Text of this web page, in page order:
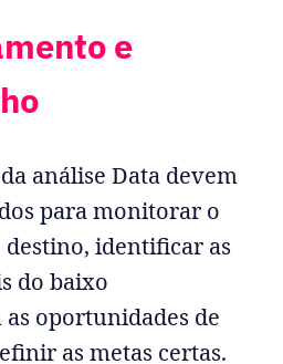
e
análise Data devem
para monitorar o
identificar as
do baixo
oportunidades de
as metas certas.